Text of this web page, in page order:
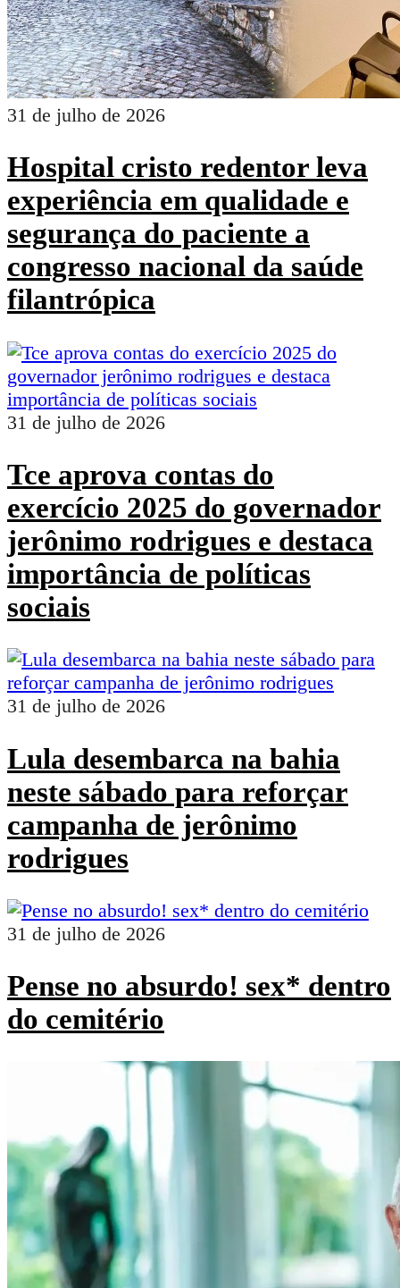
31 de julho de 2026
Hospital cristo redentor leva
experiência em qualidade e
segurança do paciente a
congresso nacional da saúde
filantrópica
31 de julho de 2026
Tce aprova contas do
exercício 2025 do governador
jerônimo rodrigues e destaca
importância de políticas
sociais
31 de julho de 2026
Lula desembarca na bahia
neste sábado para reforçar
campanha de jerônimo
rodrigues
31 de julho de 2026
Pense no absurdo! sex* dentro
do cemitério